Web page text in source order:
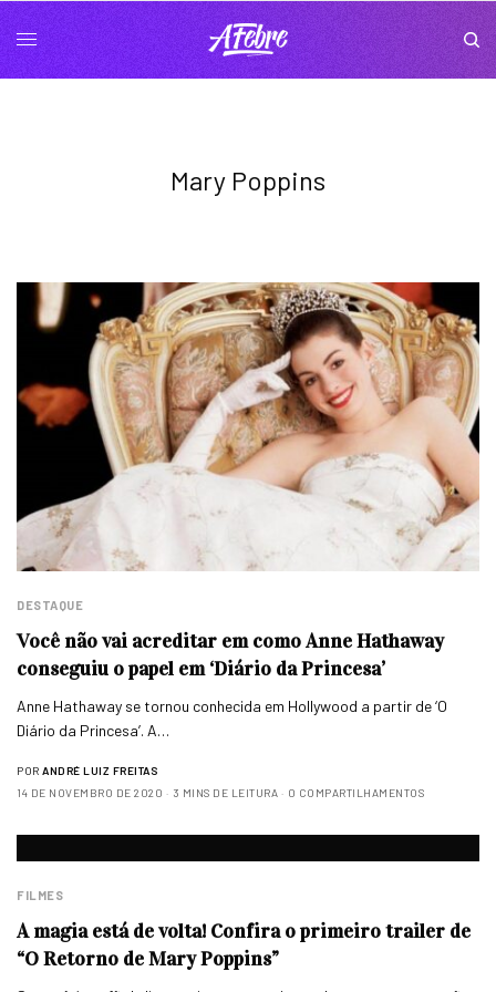
Mary Poppins
DESTAQUE
Você não vai acreditar em como Anne Hathaway
conseguiu o papel em ‘Diário da Princesa’
Anne Hathaway se tornou conhecida em Hollywood a partir de ‘O
Diário da Princesa’. A…
POR ANDRÉ LUIZ FREITAS
14 DE NOVEMBRO DE 2020
3 MINS DE LEITURA 0 COMPARTILHAMENTOS
FILMES
A magia está de volta! Confira o primeiro trailer de
“O Retorno de Mary Poppins”